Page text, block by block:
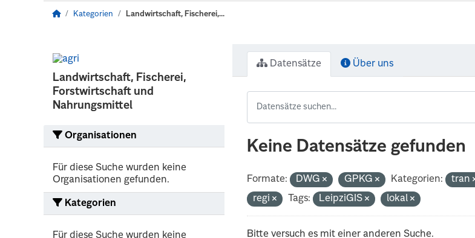
Kategorien Landwirtschaft, Fischerei,...
Landwirtschaft, Fischerei,
Forstwirtschaft und
Nahrungsmittel
Organisationen
Für diese Suche wurden keine
Organisationen gefunden.
Kategorien
Für diese Suche wurden keine
Datensätze Über uns
Keine Datensätze gefunden
Formate: DWG GPKG Kategorien: tran
regi
Tags: LeipziGIS lokal
Bitte versuch es mit einer anderen Suche.